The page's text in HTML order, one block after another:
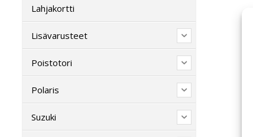
Lahjakortti
Lisävarusteet
Poistotori
Polaris
Suzuki